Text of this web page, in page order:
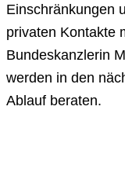
Einschränkungen
privaten Kontakte
Bundeskanzlerin
werden in den
Ablauf beraten.